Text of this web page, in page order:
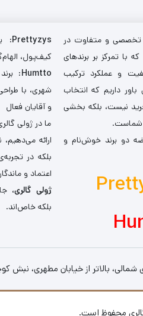
و متفاوت در
تمرکز بر برندهای
و عملکرد ترکیب
داریم که انتخاب
نیست، بلکه بخشی
شماست.
دو برند خوش‌نام و
Prettyzys
:
کیف‌پول،
Humtto
:
شهری، با
و آقایان فعال
ما در ژولی
ارائه
بلکه در
اعتماد و
ژولی گالری،
بلکه خاص‌اند.
بالاتر از خیابان مطهری، نبش کوچه
محفوظ است.